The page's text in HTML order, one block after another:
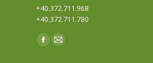
+40.372.711.968
+40.372.711.780
Find us on:
Facebook
Mail